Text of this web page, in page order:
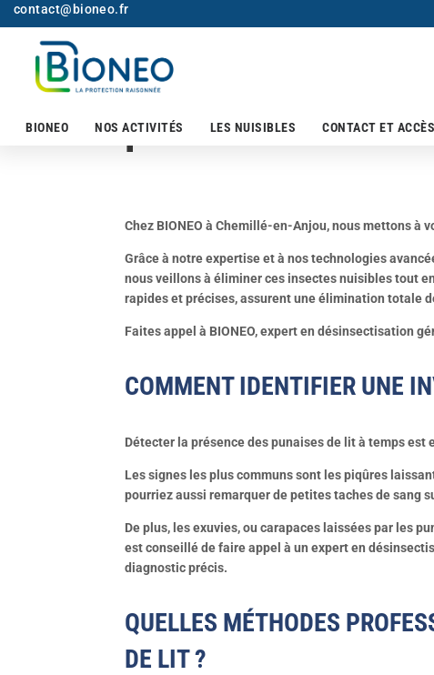
contact@bioneo.fr
BIONEO NOS ACTIVITÉS LES NUISIBLES CONTACT ET ACCÈS
BIONEO à
punaises de lit
Chez BIONEO à Chemillé-en-Anjou, nous mettons
Grâce à notre expertise et à nos technologies
nous veillons à éliminer ces insectes nuisibles tout
rapides et précises, assurent une élimination totale
Faites appel à BIONEO, expert en désinsectisation
COMMENT IDENTIFIER UNE
Détecter la présence des punaises de lit à temps
Les signes les plus communs sont les piqûres
pourriez aussi remarquer de petites taches de sang
De plus, les exuvies, ou carapaces laissées par les
est conseillé de faire appel à un expert en
diagnostic précis.
QUELLES MÉTHODES
DE LIT ?